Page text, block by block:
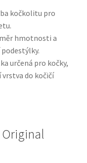
složení
krmivo
kočkolitu pro
hmotnosti a
určená pro kočky,
do kočičí
Original